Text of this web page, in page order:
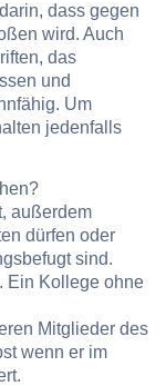
dass gegen
wird. Auch
das
und
Um
jedenfalls
außerdem
dürfen oder
sind.
Ein Kollege ohne
Mitglieder des
wenn er im